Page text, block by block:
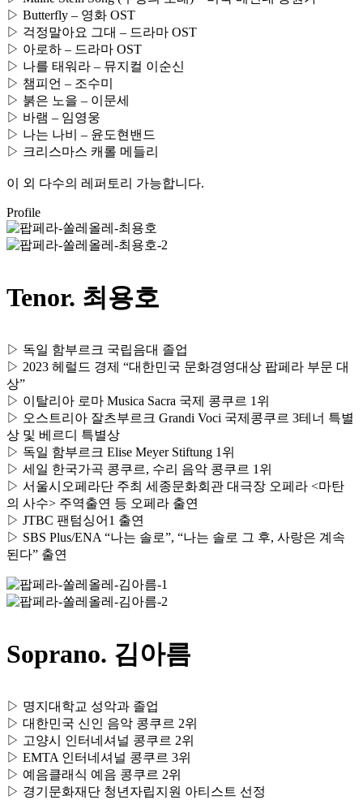
▷ Butterfly – 영화 OST
▷ 걱정말아요 그대 – 드라마 OST
▷ 아로하 – 드라마 OST
▷ 나를 태워라 – 뮤지컬 이순신
▷ 챔피언 – 조수미
▷ 붉은 노을 – 이문세
▷ 바램 – 임영웅
▷ 나는 나비 – 윤도현밴드
▷ 크리스마스 캐롤 메들리
이 외 다수의 레퍼토리 가능합니다.
Profile
Tenor. 최용호
▷ 독일 함부르크 국립음대 졸업
▷ 2023 헤럴드 경제 “대한민국 문화경영대상 팝페라 부문 대
상”
▷ 이탈리아 로마 Musica Sacra 국제 콩쿠르 1위
▷ 오스트리아 잘츠부르크 Grandi Voci 국제콩쿠르 3테너 특별
상 및 베르디 특별상
▷ 독일 함부르크 Elise Meyer Stiftung 1위
▷ 세일 한국가곡 콩쿠르, 수리 음악 콩쿠르 1위
▷ 서울시오페라단 주최 세종문화회관 대극장 오페라 <마탄
의 사수> 주역출연 등 오페라 출연
▷ JTBC 팬텀싱어1 출연
▷ SBS Plus/ENA “나는 솔로”, “나는 솔로 그 후, 사랑은 계속
된다” 출연
Soprano. 김아름
▷ 명지대학교 성악과 졸업
▷ 대한민국 신인 음악 콩쿠르 2위
▷ 고양시 인터네셔널 콩쿠르 2위
▷ EMTA 인터네셔널 콩쿠르 3위
▷ 예음클래식 예음 콩쿠르 2위
▷ 경기문화재단 청년자립지원 아티스트 선정